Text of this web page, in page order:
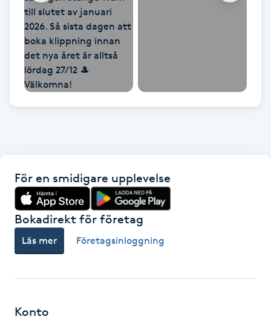
Hårborttagning
Hårbottenbehandling
Hårförlängning
Hälsprickor
Idrottsmassage
För en smidigare upplevelse
Bokadirekt för företag
Läs mer Företagsinloggning
Konto